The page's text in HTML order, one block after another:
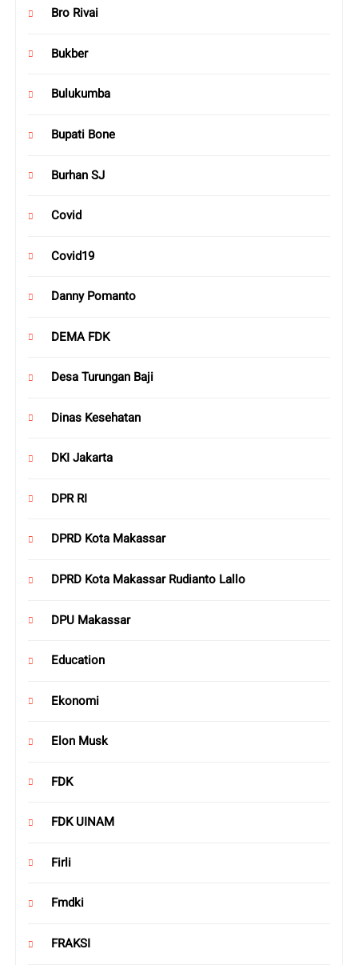
Bro Rivai
Bukber
Bulukumba
Bupati Bone
Burhan SJ
Covid
Covid19
Danny Pomanto
DEMA FDK
Desa Turungan Baji
Dinas Kesehatan
DKI Jakarta
DPR RI
DPRD Kota Makassar
DPRD Kota Makassar Rudianto Lallo
DPU Makassar
Education
Ekonomi
Elon Musk
FDK
FDK UINAM
Firli
Fmdki
FRAKSI